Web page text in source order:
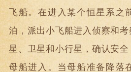
飞船。在进入某个恒星系之
泊，派出小飞船进入侦察和
星、卫星和小行星，确认安
母船进入。当母船准备降落